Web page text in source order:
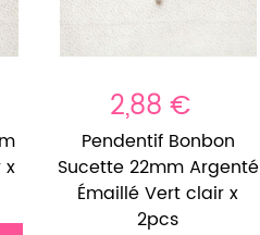
x
2,88 €
Pendentif Bonbon
Sucette 22mm Argenté
Émaillé Vert clair x
2pcs